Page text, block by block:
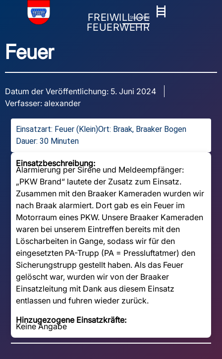
FREIWILLIGE
FEUERWEHR
Stapelfeld
Feuer
Datum der Veröffentlichung: 5. Juni 2024
Verfasser: alexander
Einsatzart: Feuer (Klein)Ort: Braak, Braaker Bogen
Dauer: 30 Minuten
Einsatzbeschreibung:
Alarmierung per Sirene und Meldeempfänger:
„PKW Brand“ lautete der Zusatz zum Einsatz.
Zusammen mit den Braaker Kameraden wurden wir
nach Braak alarmiert. Dort gab es ein Feuer im
Motorraum eines PKW. Unsere Braaker Kameraden
waren bei unserem Eintreffen bereits mit den
Löscharbeiten in Gange, sodass wir für den
eingesetzten PA-Trupp (PA = Pressluftatmer) den
Sicherungstrupp gestellt haben. Als das Feuer
gelöscht war, wurden wir von der Braaker
Einsatzleitung mit Dank aus diesem Einsatz
entlassen und fuhren wieder zurück.
Hinzugezogene Einsatzkräfte:
Keine Angabe